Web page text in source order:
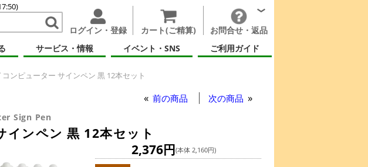
ログイン・登録 カート(ご精算)
お問合せ・返品
サービス・情報 イベント・SNS ご利用ガイド
コンピューター サインペン 黒 12本セット
前の商品 次の商品
Sign Pen
インペン 黒 12本セット
2,376円(本体 2,160円)